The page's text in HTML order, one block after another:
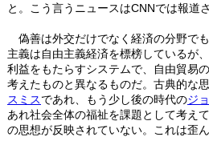
と。こう言うニュースはCNNでは報道
偽善は外交だけでなく経済の分野で
主義は自由主義経済を標榜しているが
利益をもたらすシステムで、自由貿易
考えたものと異なるものだ。古典的な
スミスであれ、もう少し後の時代のジ
あれ社会全体の福祉を課題として考え
の思想が反映されていない。これは歪ん